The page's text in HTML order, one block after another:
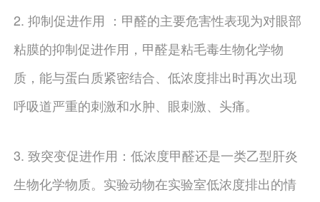
2. 抑制促进作用 ：甲醛的主要危害性表现为对眼部
粘膜的抑制促进作用，甲醛是粘毛毒生物化学物
质，能与蛋白质紧密结合、低浓度排出时再次出现
呼吸道严重的刺激和水肿、眼刺激、头痛。
3. 致突变促进作用：低浓度甲醛还是一类乙型肝炎
生物化学物质。实验动物在实验室低浓度排出的情